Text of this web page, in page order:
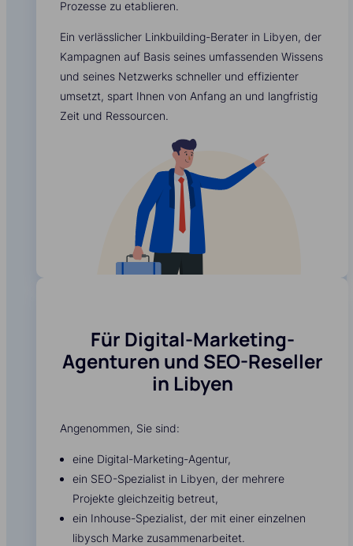
Prozesse zu etablieren.
Ein verlässlicher Linkbuilding-Berater in Libyen, der
Kampagnen auf Basis seines umfassenden Wissens
und seines Netzwerks schneller und effizienter
umsetzt, spart Ihnen von Anfang an und langfristig
Zeit und Ressourcen.
Für Digital-Marketing-
Agenturen und SEO-Reseller
in Libyen
Angenommen, Sie sind:
eine Digital-Marketing-Agentur,
ein SEO-Spezialist in Libyen, der mehrere
Projekte gleichzeitig betreut,
ein Inhouse-Spezialist, der mit einer einzelnen
libysch Marke zusammenarbeitet.